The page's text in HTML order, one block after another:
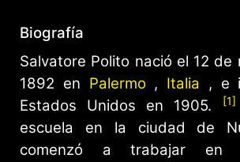
Biografía
Salvatore Polito nació el 12 de
1892 en Palermo, Italia , e
Estados Unidos en 1905.
[1]
escuela en la ciudad de
comenzó a trabajar en